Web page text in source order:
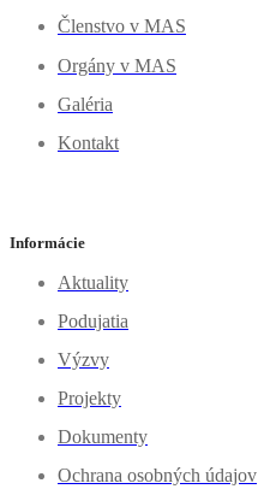
Členstvo v MAS
Orgány v MAS
Galéria
Kontakt
Informácie
Aktuality
Podujatia
Výzvy
Projekty
Dokumenty
Ochrana osobných údajov